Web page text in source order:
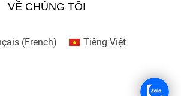
VỀ CHÚNG TÔI
(French) Tiếng Việt